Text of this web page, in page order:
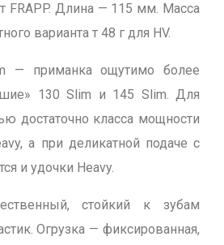
FRAPP. Длина — 115 мм. Масса
варианта т 48 г для HV.
— приманка ощутимо более
130 Slim и 145 Slim. Для
достаточно класса мощности
а при деликатной подаче с
и удочки Heavy.
стойкий к зубам
Огрузка — фиксированная,